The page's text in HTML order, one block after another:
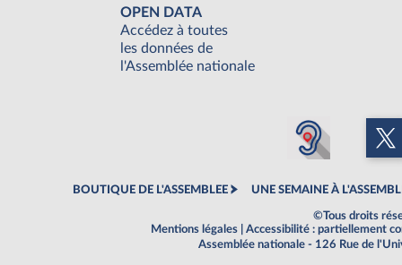
OPEN DATA
Accédez à toutes
les données de
l'Assemblée nationale
BOUTIQUE DE L'ASSEMBLEE UNE SEMAINE À
©Tous droits
Mentions légales
Accessibilité : partiellement
Assemblée nationale - 126 Rue de